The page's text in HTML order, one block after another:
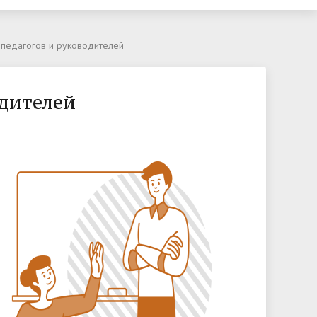
Обратная связь
и руководителей